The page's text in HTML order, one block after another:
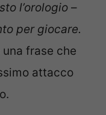
l’orologio –
per giocare.
una frase che
attacco